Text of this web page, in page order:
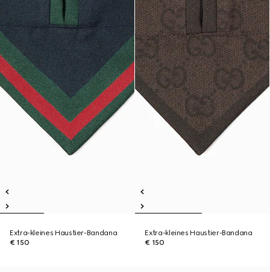
Extra-kleines Haustier-Bandana
€ 150
Extra-kleines Haustier-Bandana
€ 150